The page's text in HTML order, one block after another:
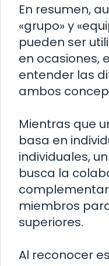
En resumen,
«grupo» y
pueden ser
en ocasiones,
entender las
ambos
Mientras que
basa en
individuales,
busca la
miembros
superiores.
Al reconocer